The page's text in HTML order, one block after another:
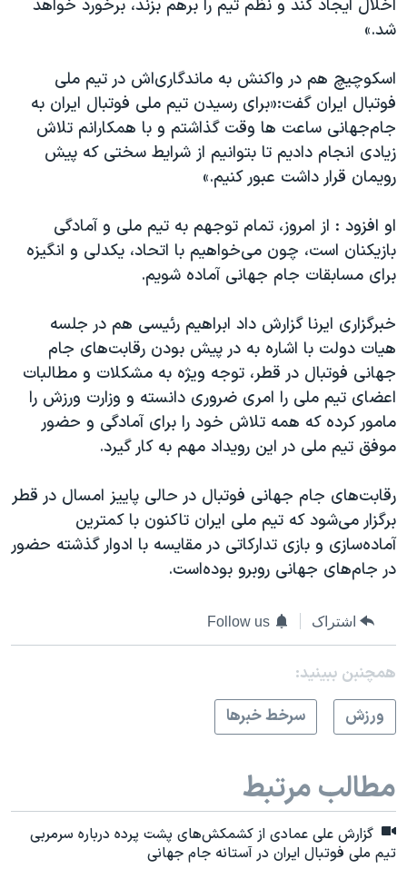
اخلال ایجاد کند و نظم تیم را برهم بزند، برخورد خواهد
شد.»
اسکوچیچ هم در واکنش به ماندگاری‌اش در تیم ملی
فوتبال ایران گفت:‌«برای رسیدن تیم ملی فوتبال ایران به
جام‌جهانی ساعت ها وقت گذاشتم و با همکارانم تلاش
زیادی انجام دادیم تا بتوانیم از شرایط سختی که پیش
رویمان قرار داشت عبور کنیم.»
او افزود : از امروز، تمام توجهم به تیم ملی و آمادگی
بازیکنان است، چون می‌خواهیم با اتحاد، یکدلی و انگیزه
برای مسابقات جام جهانی آماده شویم.
خبرگزاری ایرنا گزارش داد ابراهیم رئیسی هم در جلسه
هیات دولت با اشاره به در پیش بودن رقابت‌های جام
جهانی فوتبال در قطر، توجه ویژه به مشکلات و مطالبات
اعضای تیم ملی را امری ضروری دانسته و وزارت ورزش را
مامور کرده که همه تلاش خود را برای آمادگی و حضور
موفق تیم ملی در این رویداد مهم به کار گیرد.
رقابت‌های جام جهانی فوتبال در حالی پاییز امسال در قطر
برگزار می‌شود که تیم ملی ایران تاکنون با کمترین
آماده‌سازی و بازی تدارکاتی در مقایسه با ادوار گذشته حضور
در جام‌های جهانی روبرو بوده‌است.
اشتراک Follow us
همچنبن ببینید:
ورزش
سرخط خبرها
مطالب مرتبط
گزارش علی عمادی از کشمکش‌های پشت پرده درباره سرمربی
تیم ملی فوتبال ایران در آستانه جام جهانی